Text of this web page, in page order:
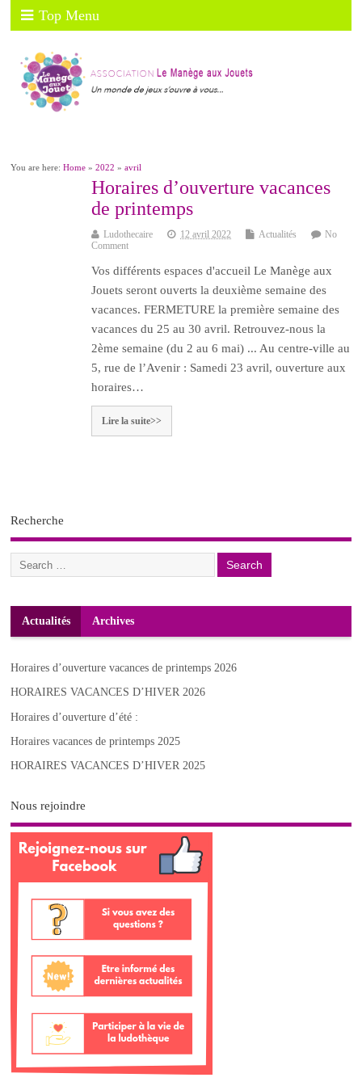
Top Menu
You are here:Home »2022 »avril
Horaires d’ouverture vacances
de printemps
Ludothecaire 12 avril 2022 Actualités
No
Comment
Vos différents espaces d'accueil Le Manège aux
Jouets seront ouverts la deuxième semaine des
vacances. FERMETURE la première semaine des
vacances du 25 au 30 avril. Retrouvez-nous la
2ème semaine (du 2 au 6 mai) ... Au centre-ville au
5, rue de l’Avenir : Samedi 23 avril, ouverture aux
horaires…
Lire la suite>>
Recherche
Actualités Archives
Horaires d’ouverture vacances de printemps 2026
HORAIRES VACANCES D’HIVER 2026
Horaires d’ouverture d’été :
Horaires vacances de printemps 2025
HORAIRES VACANCES D’HIVER 2025
Nous rejoindre